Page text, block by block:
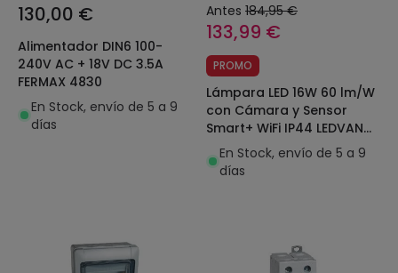
130,00 €
Alimentador DIN6 100-
240V AC + 18V DC 3.5A
FERMAX 4830
En Stock, envío de 5 a 9
días
Antes 184,95 €
133,99 €
PROMO
Lámpara LED 16W 60 lm/W
con Cámara y Sensor
Smart+ WiFi IP44 LEDVANCE
4058075564602
En Stock, envío de 5 a 9
días